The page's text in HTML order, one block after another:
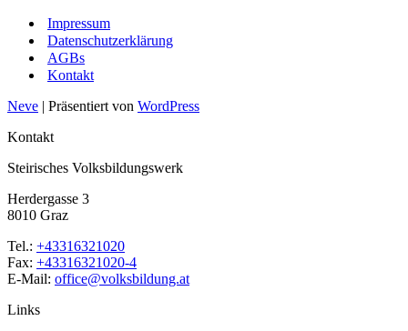
Impressum
Datenschutzerklärung
AGBs
Kontakt
Neve | Präsentiert von WordPress
Kontakt
Steirisches Volksbildungswerk
Herdergasse 3
8010 Graz
Tel.: +43316321020
Fax: +43316321020-4
E-Mail: office@volksbildung.at
Links